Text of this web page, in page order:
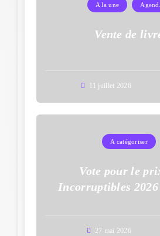
A la une
Vente de
11 juillet 2026
A catégoriser
Vote pour le
Incorruptibles 2026
27 mai 2026